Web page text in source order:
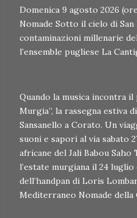
Domenica 9 agosto 2026
Nomade Sotto il cielo di
contaminazioni millenarie
l’ensemble pugliese La
Quando la musica incontra il
Murgia”, la rassegna estiva
Sansanello a Corato. Un
suoni e sapori al via sabato
africane del Jali Babou
l’estate murgiana il 24
dell’handpan di Loris
Mediterraneo Nomade della